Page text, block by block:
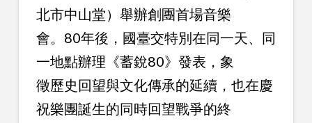
北市中山堂）舉辦創團首場音樂
會。80年後，國臺交特別在同一天、同
一地點辦理《蓄銳80》發表，象
徵歷史回望與文化傳承的延續，也在慶
祝樂團誕生的同時回望戰爭的終